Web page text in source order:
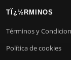
TÏ¿½RMINOS
Términos y
Política de cookies